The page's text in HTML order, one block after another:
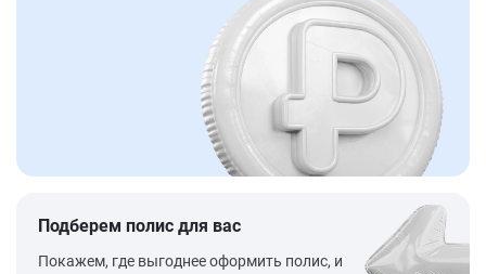
Подберем полис для вас
Покажем, где выгоднее оформить полис, и